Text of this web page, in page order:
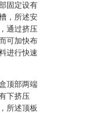
固定设有
，所述安
通过挤压
可加快布
进行快速
顶部两端
下挤压
所述顶板